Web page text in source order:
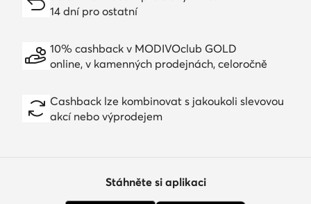
14 dní pro ostatní
10% cashback v MODIVOclub GOLD
online, v kamenných prodejnách, celoročně
Cashback lze kombinovat s jakoukoli slevovou
akcí nebo výprodejem
Stáhněte si aplikaci